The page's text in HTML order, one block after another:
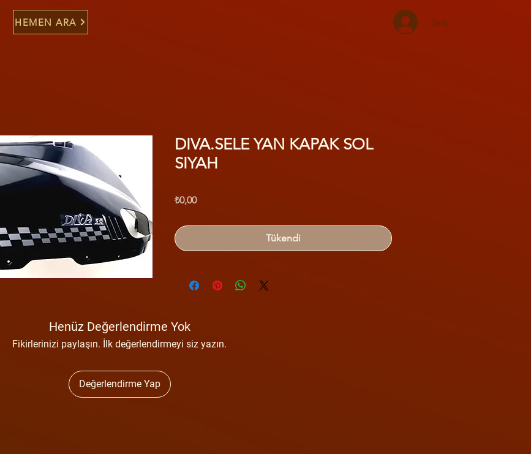
HEMEN ARA Giriş
DIVA.SELE YAN KAPAK SOL
SIYAH
₺0,00Fiyat
Tükendi
Henüz Değerlendirme Yok
Fikirlerinizi paylaşın. İlk değerlendirmeyi siz yazın.
Değerlendirme Yap